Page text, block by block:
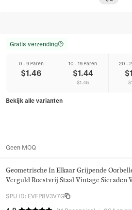
Gratis verzending
0 - 9 Paren
$1.46
10 - 19 Paren
$1.44
$1.46
20 -
$
$
Bekijk alle varianten
Geen MOQ
Geometrische In Elkaar Grijpende
Verguld Roestvrij Staal Vintage Sieraden
SPU ID: EVFP8V3V7G